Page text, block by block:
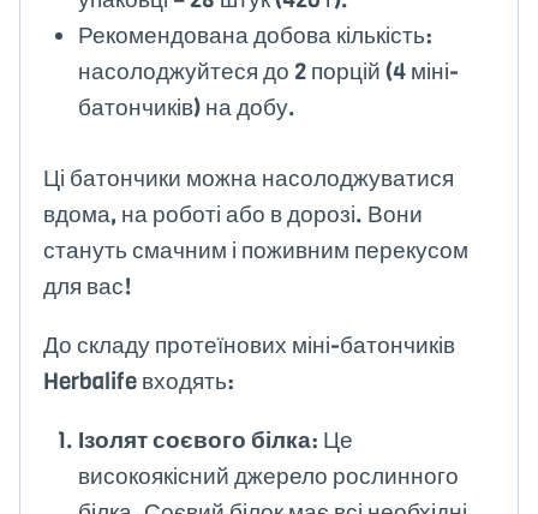
Рекомендована добова кількість:
насолоджуйтеся до 2 порцій (4 міні-
батончиків) на добу.
Ці батончики можна насолоджуватися
вдома, на роботі або в дорозі. Вони
стануть смачним і поживним перекусом
для вас!
До складу протеїнових міні-батончиків
Herbalife входять:
Ізолят соєвого білка: Це
високоякісний джерело рослинного